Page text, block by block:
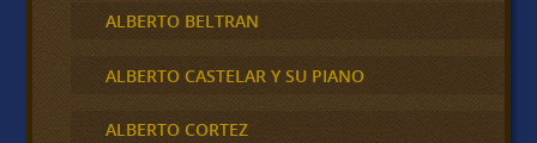
ALBERTO BELTRAN
ALBERTO CASTELAR Y SU PIANO
ALBERTO CORTEZ